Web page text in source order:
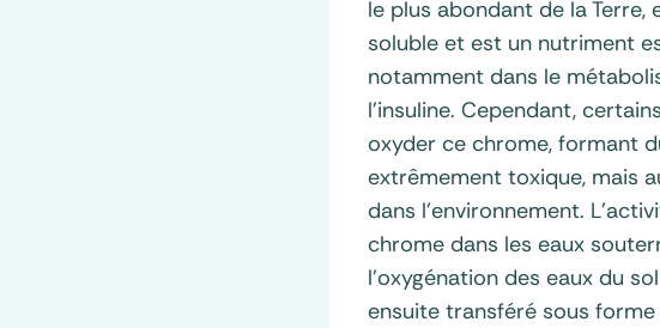
le plus abondant de la
soluble et est un nutriment
notamment dans le
l’insuline. Cependant,
oxyder ce chrome, formant
extrêmement toxique, mais
dans l’environnement.
chrome dans les eaux
l’oxygénation des eaux du
ensuite transféré sous